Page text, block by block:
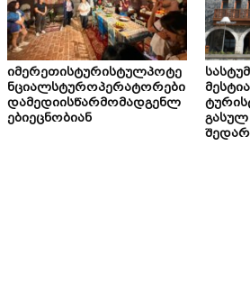
იმერეთისტურისტულპოტე
ნციალსტუროპერატორები
დამედიისწარმომადგენლ
ებიეცნობიან